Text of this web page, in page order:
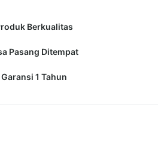
Berkualitas
Pasang Ditempat
Garansi 1 Tahun